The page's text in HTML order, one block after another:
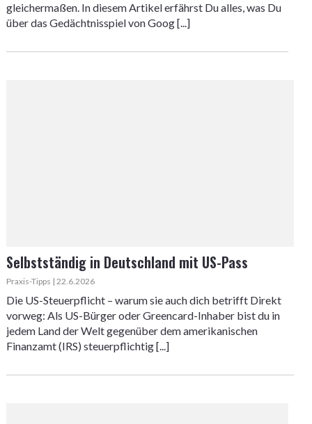
gleichermaßen. In diesem Artikel erfährst Du alles, was Du
über das Gedächtnisspiel von Goog [...]
Selbstständig in Deutschland mit US-Pass
Praxis-Tipps | 22.6.2026
Die US-Steuerpflicht – warum sie auch dich betrifft Direkt
vorweg: Als US-Bürger oder Greencard-Inhaber bist du in
jedem Land der Welt gegenüber dem amerikanischen
Finanzamt (IRS) steuerpflichtig [...]